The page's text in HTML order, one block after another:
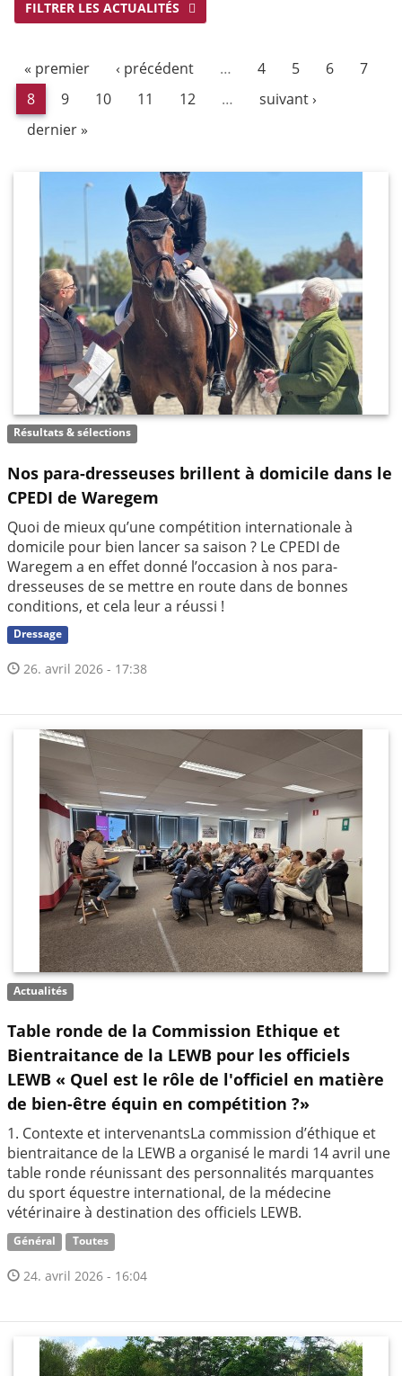
FILTRER LES ACTUALITÉS
« premier ‹ précédent … 4 5 6
7
8
9 10 11 12 …
suivant ›
dernier »
Résultats & sélections
Nos para-dresseuses brillent à domicile dans le
CPEDI de Waregem
Quoi de mieux qu’une compétition internationale à
domicile pour bien lancer sa saison ? Le CPEDI de
Waregem a en effet donné l’occasion à nos para-
dresseuses de se mettre en route dans de bonnes
conditions, et cela leur a réussi !
Dressage
26. avril 2026 - 17:38
Actualités
Table ronde de la Commission Ethique et
Bientraitance de la LEWB pour les officiels
LEWB « Quel est le rôle de l'officiel en matière
de bien-être équin en compétition ?»
1. Contexte et intervenantsLa commission d’éthique et
bientraitance de la LEWB a organisé le mardi 14 avril une
table ronde réunissant des personnalités marquantes
du sport équestre international, de la médecine
vétérinaire à destination des officiels LEWB.
Général Toutes
24. avril 2026 - 16:04